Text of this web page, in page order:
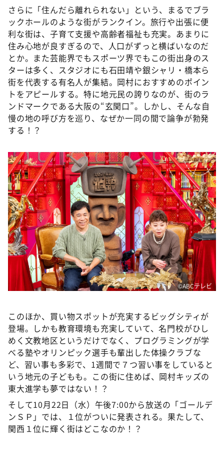
さらに「住んだら離れられない」という、まるでブラ
ックホールのような街がランクイン。旅行や出張に便
利な街は、子育て支援や高齢者福祉も充実。あまりに
住み心地が良すぎるので、人口がずっと横ばいなのだ
とか。また芸能界でもスポーツ界でもこの街出身のス
ターは多く、スタジオにも石田靖や銀シャリ・橋本ら
街を代表する有名人が集結。岡村におすすめのポイン
トをアピールする。特に地元民の誇りなのが、街のラ
ンドマークである大阪の“玄関口”。しかし、そんな自
慢の地の呼び方を巡り、なぜか一同の間で論争が勃発
する！？
©ABCテレビ
このほか、買い物スポットが充実するビッグシティが
登場。しかも教育環境も充実していて、名門校がひし
めく文教地区というだけでなく、プログラミングが学
べる塾やオリンピック選手も輩出した体操クラブな
ど、習い事も多彩で、1週間で７つ習い事をしていると
いう地元の子どもも。この街に住めば、岡村キッズの
東大進学も夢ではない！？
そして10月22日（水）午後7:00から放送の「ゴールデ
ンＳＰ」では、１位がついに発表される。果たして、
関西１位に輝く街はどこなのか！？